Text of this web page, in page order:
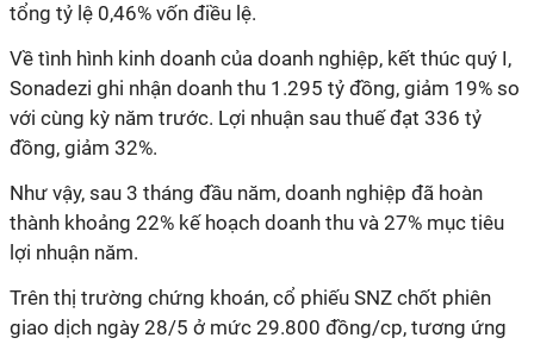
tổng tỷ lệ 0,46% vốn điều lệ.
Về tình hình kinh doanh của doanh nghiệp, kết thúc quý I,
Sonadezi ghi nhận doanh thu 1.295 tỷ đồng, giảm 19% so
với cùng kỳ năm trước. Lợi nhuận sau thuế đạt 336 tỷ
đồng, giảm 32%.
Như vậy, sau 3 tháng đầu năm, doanh nghiệp đã hoàn
thành khoảng 22% kế hoạch doanh thu và 27% mục tiêu
lợi nhuận năm.
Trên thị trường chứng khoán, cổ phiếu SNZ chốt phiên
giao dịch ngày 28/5 ở mức 29.800 đồng/cp, tương ứng